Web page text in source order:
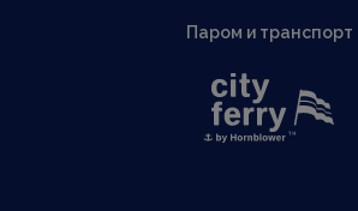
Паром и транспорт